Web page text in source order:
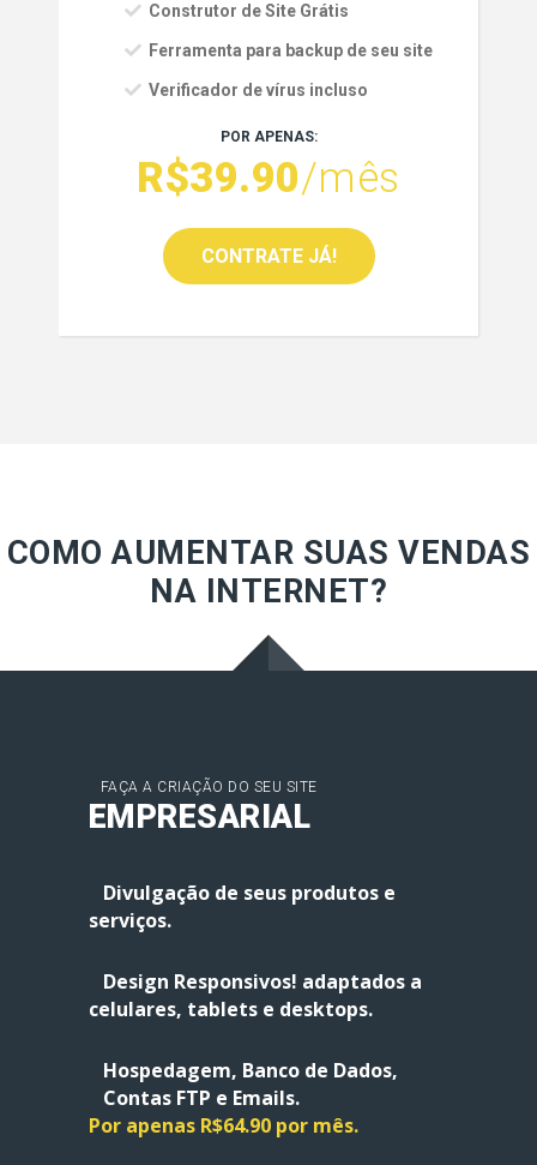
Construtor de Site Grátis
Ferramenta para backup de seu site
Verificador de vírus incluso
POR APENAS:
R$39.90/mês
CONTRATE JÁ!
COMO AUMENTAR SUAS VENDAS
NA INTERNET?
FAÇA A CRIAÇÃO DO SEU SITE
EMPRESARIAL
Divulgação de seus produtos e
serviços.
Design Responsivos! adaptados a
celulares, tablets e desktops.
Hospedagem, Banco de Dados,
Contas FTP e Emails.
Por apenas R$64.90 por mês.